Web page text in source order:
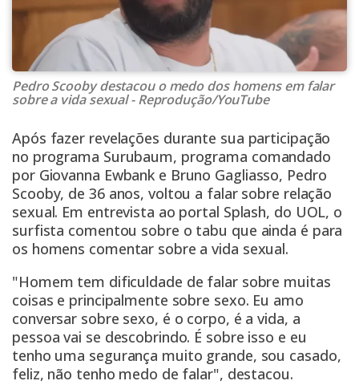
Pedro Scooby destacou o medo dos homens em falar
sobre a vida sexual - Reprodução/YouTube
Após fazer revelações durante sua participação
no programa Surubaum, programa comandado
por Giovanna Ewbank e Bruno Gagliasso, Pedro
Scooby, de 36 anos, voltou a falar sobre relação
sexual. Em entrevista ao portal Splash, do UOL, o
surfista comentou sobre o tabu que ainda é para
os homens comentar sobre a vida sexual.
"Homem tem dificuldade de falar sobre muitas
coisas e principalmente sobre sexo. Eu amo
conversar sobre sexo, é o corpo, é a vida, a
pessoa vai se descobrindo. É sobre isso e eu
tenho uma segurança muito grande, sou casado,
feliz, não tenho medo de falar", destacou.